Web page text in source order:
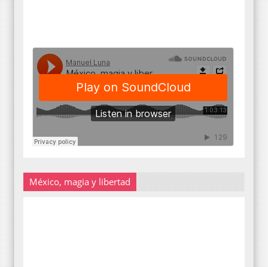
México, magia y libertad